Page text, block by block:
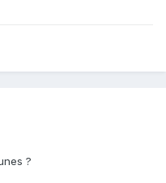
?